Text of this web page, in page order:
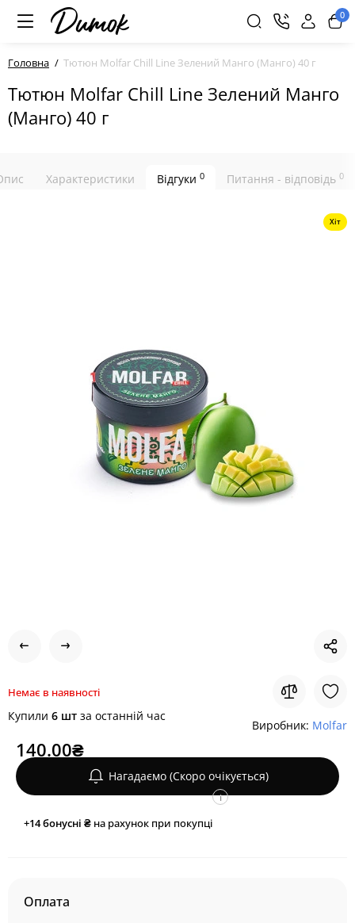
0
Головна Тютюн Molfar Chill Line Зелений Манго (Манго) 40 г
Тютюн Molfar Chill Line Зелений Манго
(Манго) 40 г
Характеристики Відгуки 0 Питання - відповідь 0
Хіт
Немає в наявності
Купили 6 шт за останній час
Виробник: Molfar
140.00₴
Нагадаємо (Скоро очікується)
+14бонусні ₴ на рахунок при покупці
i
Оплата